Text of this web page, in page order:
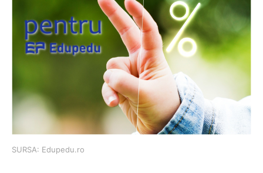
SURSA: Edupedu.ro